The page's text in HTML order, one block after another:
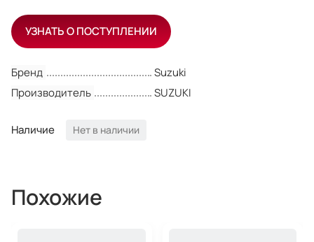
Бренд
Suzuki
Производитель
SUZUKI
Наличие Нет в наличии
УЗНАТЬ О ПОСТУПЛЕНИИ
Похожие